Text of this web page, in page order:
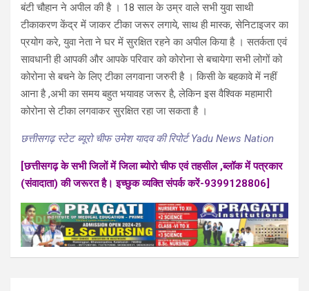
बंटी चौहान ने अपील की है । 18 साल के उम्र वाले सभी युवा साथी
टीकाकरण केंद्र में जाकर टीका जरूर लगाये, साथ ही मास्क, सेनिटाइजर का
प्रयोग करे, युवा नेता ने घर में सुरक्षित रहने का अपील किया है । सतर्कता एवं
सावधानी ही आपकी और आपके परिवार को कोरोना से बचायेगा सभी लोगों को
कोरोना से बचने के लिए टीका लगवाना जरुरी है । किसी के बहकावे में नहीं
आना है ,अभी का समय बहुत भयावह जरूर है, लेकिन इस वैश्विक महामारी
कोरोना से टीका लगवाकर सुरक्षित रहा जा सकता है ।
छत्तीसगढ़ स्टेट ब्यूरो चीफ उमेश यादव की रिपोर्ट Yadu News Nation
[छत्तीसगढ़ के सभी जिलों में जिला ब्योरो चीफ एवं तहसील ,ब्लॉक में पत्रकार
(संवादाता) की जरूरत है। इच्छुक व्यक्ति संपर्क करें-9399128806]